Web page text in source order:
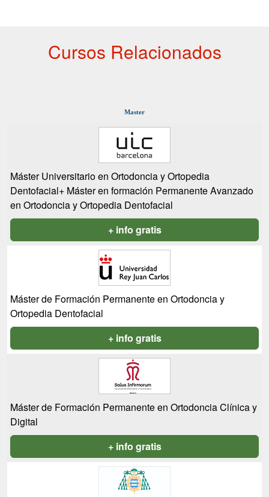
Cursos Relacionados
Master
Máster Universitario en Ortodoncia y Ortopedia
Dentofacial+ Máster en formación Permanente Avanzado
en Ortodoncia y Ortopedia Dentofacial
+ info gratis
Máster de Formación Permanente en Ortodoncia y
Ortopedia Dentofacial
+ info gratis
Máster de Formación Permanente en Ortodoncia Clínica y
Digital
+ info gratis